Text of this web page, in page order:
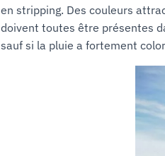
en stripping. Des couleurs
doivent toutes être présentes
sauf si la pluie a fortement